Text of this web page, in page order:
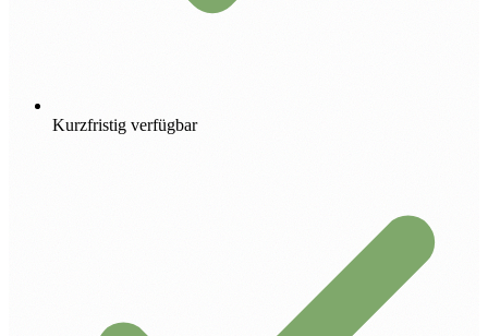
Kurzfristig verfügbar